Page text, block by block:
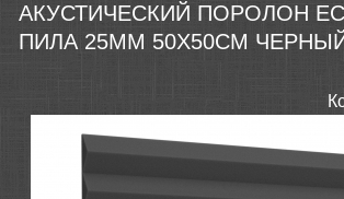
АКУСТИЧЕСКИЙ ПОРОЛОН
ПИЛА 25ММ 50Х50СМ